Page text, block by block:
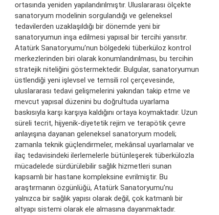
ortasında yeniden yapılandırılmıştır. Uluslararası ölçekte
sanatoryum modelinin sorgulandığı ve geleneksel
tedavilerden uzaklaşıldığı bir dönemde yeni bir
sanatoryumun inşa edilmesi yapısal bir tercihi yansıtır.
Atatürk Sanatoryumu’nun bölgedeki tüberküloz kontrol
merkezlerinden biri olarak konumlandırılması, bu tercihin
stratejik niteliğini göstermektedir. Bulgular, sanatoryumun
üstlendiği yeni işlevsel ve temsili rol çerçevesinde,
uluslararası tedavi gelişmelerini yakından takip etme ve
mevcut yapısal düzenini bu doğrultuda uyarlama
baskısıyla karşı karşıya kaldığını ortaya koymaktadır. Uzun
süreli tecrit, hijyenik-diyetetik rejim ve terapötik çevre
anlayışına dayanan geleneksel sanatoryum modeli;
zamanla teknik güçlendirmeler, mekânsal uyarlamalar ve
ilaç tedavisindeki ilerlemelerle bütünleşerek tüberkülozla
mücadelede sürdürülebilir sağlık hizmetleri sunan
kapsamlı bir hastane kompleksine evrilmiştir. Bu
araştırmanın özgünlüğü, Atatürk Sanatoryumu’nu
yalnızca bir sağlık yapısı olarak değil, çok katmanlı bir
altyapı sistemi olarak ele almasına dayanmaktadır.